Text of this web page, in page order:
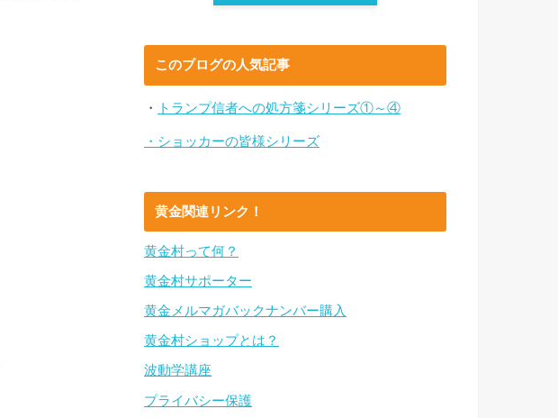
このブログの人気記事
・ トランプ信者への処方箋シリーズ①～④
・ショッカーの皆様シリーズ
黄金関連リンク！
黄金村って何？
黄金村サポーター
黄金メルマガバックナンバー購入
黄金村ショップとは？
波動学講座
プライバシー保護